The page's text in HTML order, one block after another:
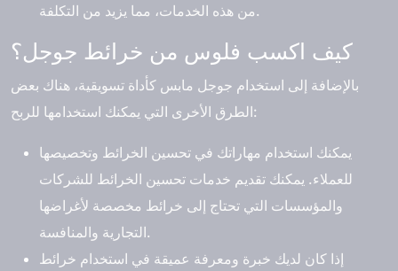
من هذه الخدمات، مما يزيد من التكلفة.
كيف اكسب فلوس من خرائط جوجل؟
بالإضافة إلى استخدام جوجل مابس كأداة تسويقية، هناك بعض
الطرق الأخرى التي يمكنك استخدامها للربح:
يمكنك استخدام مهاراتك في تحسين الخرائط وتخصيصها
للعملاء. يمكنك تقديم خدمات تحسين الخرائط للشركات
والمؤسسات التي تحتاج إلى خرائط مخصصة لأغراضها
التجارية والمنافسة.
إذا كان لديك خبرة ومعرفة عميقة في استخدام خرائط